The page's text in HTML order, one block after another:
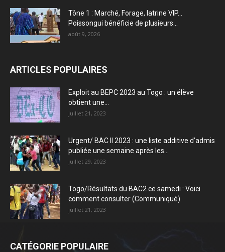
Tône 1 : Marché, Forage, latrine VIP…
Poissongui bénéficie de plusieurs...
août 9, 2026
ARTICLES POPULAIRES
Exploit au BEPC 2023 au Togo : un élève
obtient une...
juillet 21, 2023
Urgent/ BAC II 2023 : une liste additive d’admis
publiée une semaine après les...
juillet 29, 2023
Togo/Résultats du BAC2 ce samedi : Voici
comment consulter (Communiqué)
juillet 21, 2023
CATÉGORIE POPULAIRE